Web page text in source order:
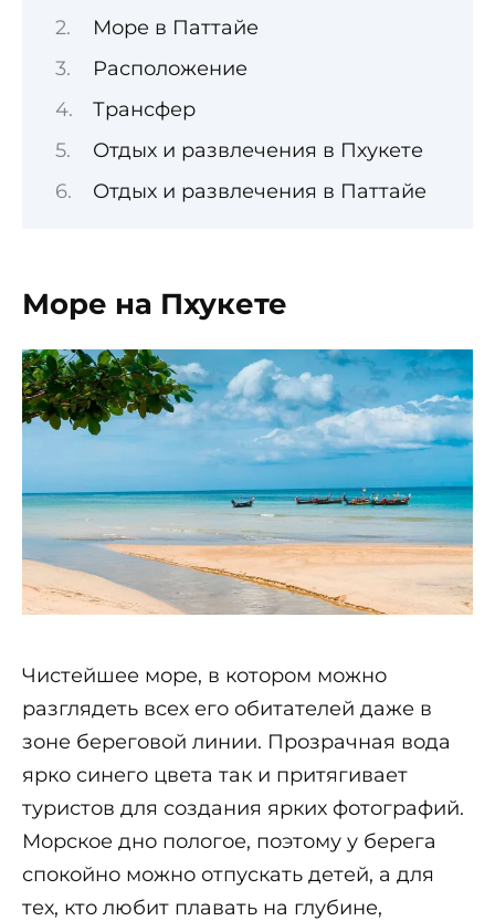
Море в Паттайе
Расположение
Трансфер
Отдых и развлечения в Пхукете
Отдых и развлечения в Паттайе
Море на Пхукете
Чистейшее море, в котором можно
разглядеть всех его обитателей даже в
зоне береговой линии. Прозрачная вода
ярко синего цвета так и притягивает
туристов для создания ярких фотографий.
Морское дно пологое, поэтому у берега
спокойно можно отпускать детей, а для
тех, кто любит плавать на глубине,